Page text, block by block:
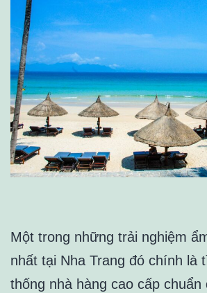
Một trong những trải nghiệm
nhất tại Nha Trang đó chính là
thống nhà hàng cao cấp chuẩn